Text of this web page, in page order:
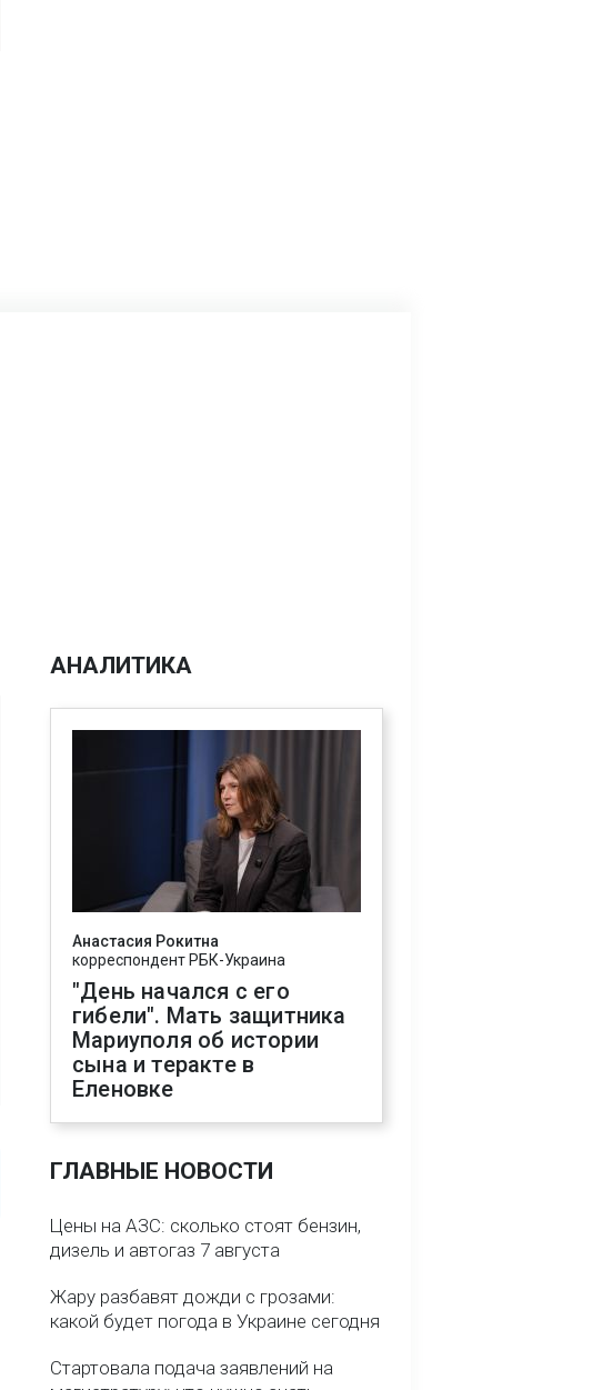
АНАЛИТИКА
Анастасия Рокитна
корреспондент РБК-Украина
"День начался с его
гибели". Мать защитника
Мариуполя об истории
сына и теракте в
Еленовке
ГЛАВНЫЕ НОВОСТИ
Цены на АЗС: сколько стоят бензин,
дизель и автогаз 7 августа
Жару разбавят дожди с грозами:
какой будет погода в Украине сегодня
Стартовала подача заявлений на